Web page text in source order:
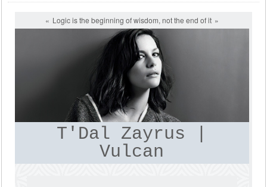
Logic is the beginning of wisdom, not the end of it
T'Dal Zayrus |
Vulcan